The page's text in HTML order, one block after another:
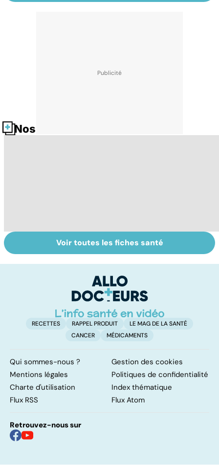
Nos fiches santé
Dérèglement
hormonal : et si
Tout savoir sur
les infections
Voir toutes les fiches santé
RECETTES RAPPEL PRODUIT
LE MAG DE LA SANTÉ
CANCER
MÉDICAMENTS
Qui sommes-nous ?
Gestion des cookies
Mentions légales
Politiques de confidentialité
Charte d'utilisation
Index thématique
Flux RSS
Flux Atom
Retrouvez-nous sur